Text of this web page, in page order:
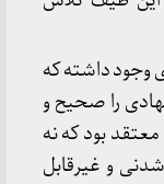
وجود داشته که
را صحیح و
بود که نه
و غیرقابل